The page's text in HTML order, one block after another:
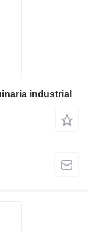
industrial